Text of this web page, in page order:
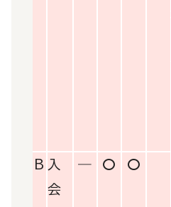
B 入
会
― 〇 〇